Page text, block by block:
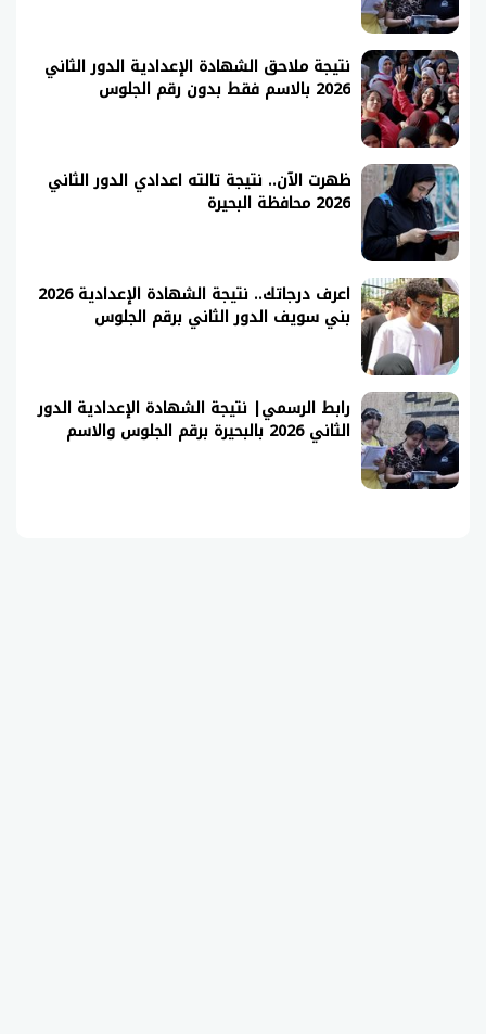
نتيجة ملاحق الشهادة الإعدادية الدور الثاني
2026 بالاسم فقط بدون رقم الجلوس
ظهرت الآن.. نتيجة تالته اعدادي الدور الثاني
2026 محافظة البحيرة
اعرف درجاتك.. نتيجة الشهادة الإعدادية 2026
بني سويف الدور الثاني برقم الجلوس
رابط الرسمي| نتيجة الشهادة الإعدادية الدور
الثاني 2026 بالبحيرة برقم الجلوس والاسم